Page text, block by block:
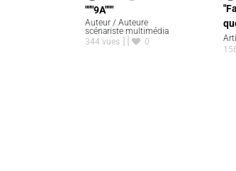
"""9A"""
Auteur / Auteure
scénariste multimédia
344 vues
0